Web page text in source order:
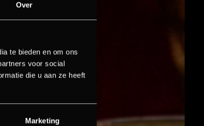
Over
te bieden en om ons
voor social
die u aan ze heeft
Marketing